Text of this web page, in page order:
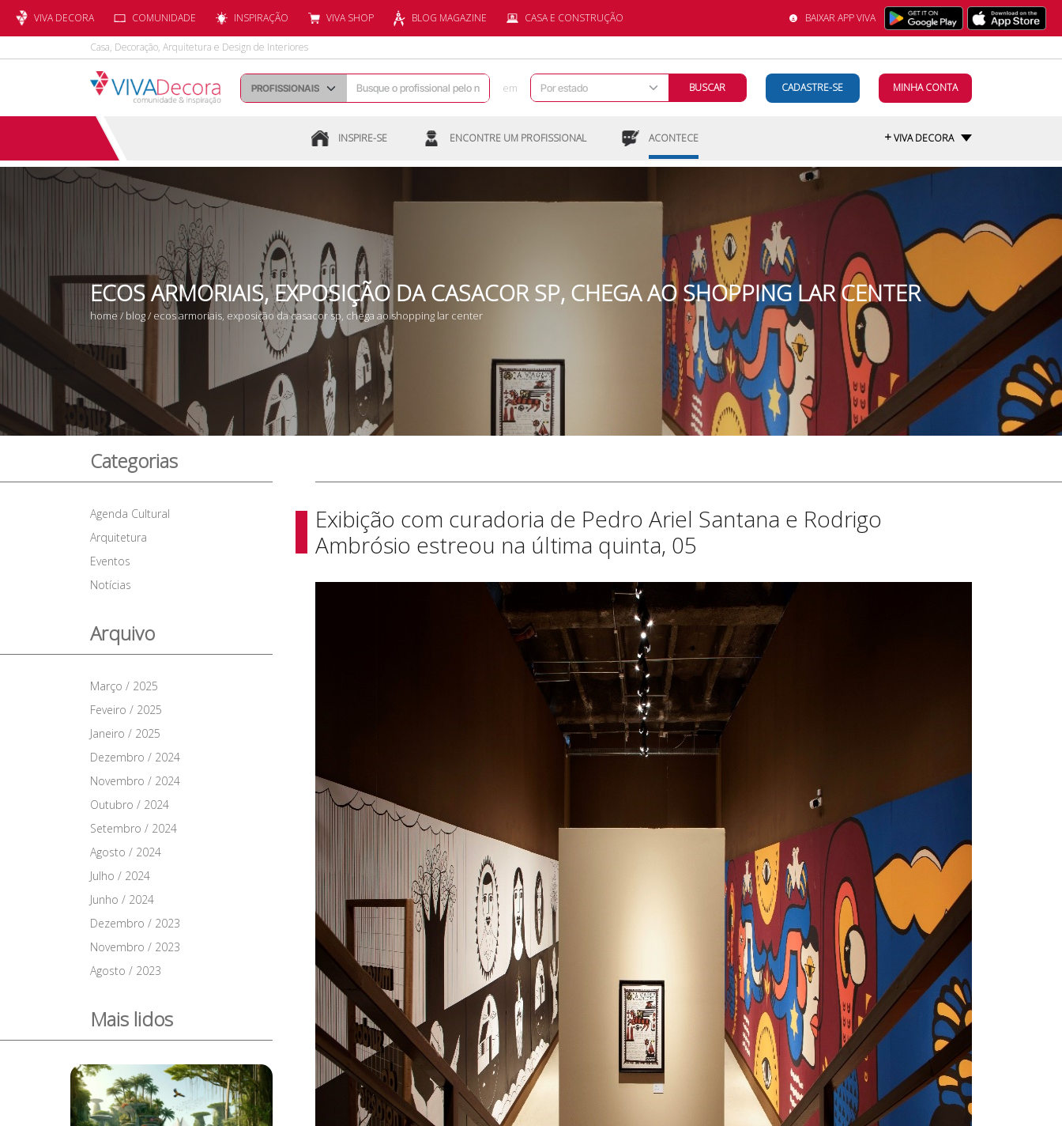
VIVA DECORA COMUNIDADE INSPIRAÇÃO VIVA SHOP BLOG MAGAZINE CASA E CONSTRUÇÃO BAIXAR APP VIVA
Casa, Decoração, Arquitetura e Design de Interiores
em BUSCAR CADASTRE-SE MINHA CONTA
INSPIRE-SE ENCONTRE UM PROFISSIONAL ACONTECE +VIVA DECORA
ECOS ARMORIAIS, EXPOSIÇÃO DA CASACOR SP, CHEGA AO SHOPPING LAR CENTER
home / blog/ ecos armoriais, exposição da casacor sp, chega ao shopping lar center
Categorias
Agenda Cultural
Arquitetura
Eventos
Notícias
Arquivo
Março / 2025
Feveiro / 2025
Janeiro / 2025
Dezembro / 2024
Novembro / 2024
Outubro / 2024
Setembro / 2024
Agosto / 2024
Julho / 2024
Junho / 2024
Dezembro / 2023
Novembro / 2023
Agosto / 2023
Mais lidos
Exibição com curadoria de Pedro Ariel Santana e Rodrigo
Ambrósio estreou na última quinta, 05